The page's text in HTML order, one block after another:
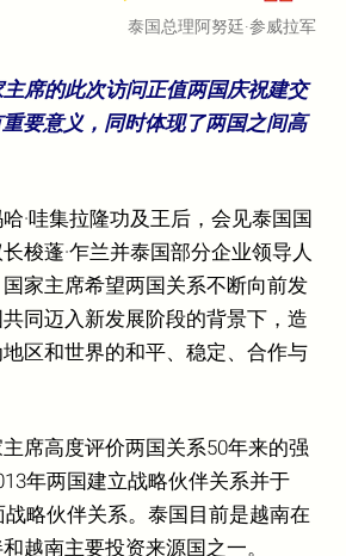
泰国总理阿努廷·参威拉军
席的此次访问正值两国庆祝建交
要意义，同时体现了两国之间高
·哇集拉隆功及王后，会见泰国国
梭蓬·乍兰并泰国部分企业领导人
家主席希望两国关系不断向前发
同迈入新发展阶段的背景下，造
区和世界的和平、稳定、合作与
席高度评价两国关系50年来的强
年两国建立战略伙伴关系并于
略伙伴关系。泰国目前是越南在
越南主要投资来源国之一。